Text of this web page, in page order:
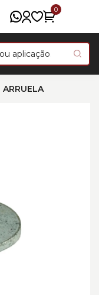
0
ARRUELA